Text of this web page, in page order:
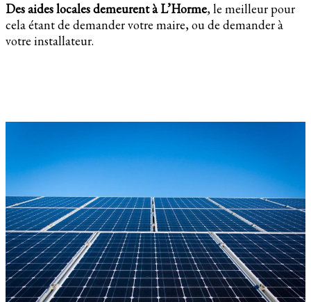
Des aides locales demeurent à L’Horme, le meilleur pour
cela étant de demander votre maire, ou de demander à
votre installateur.